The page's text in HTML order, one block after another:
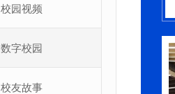
校园视频
数字校园
校友故事